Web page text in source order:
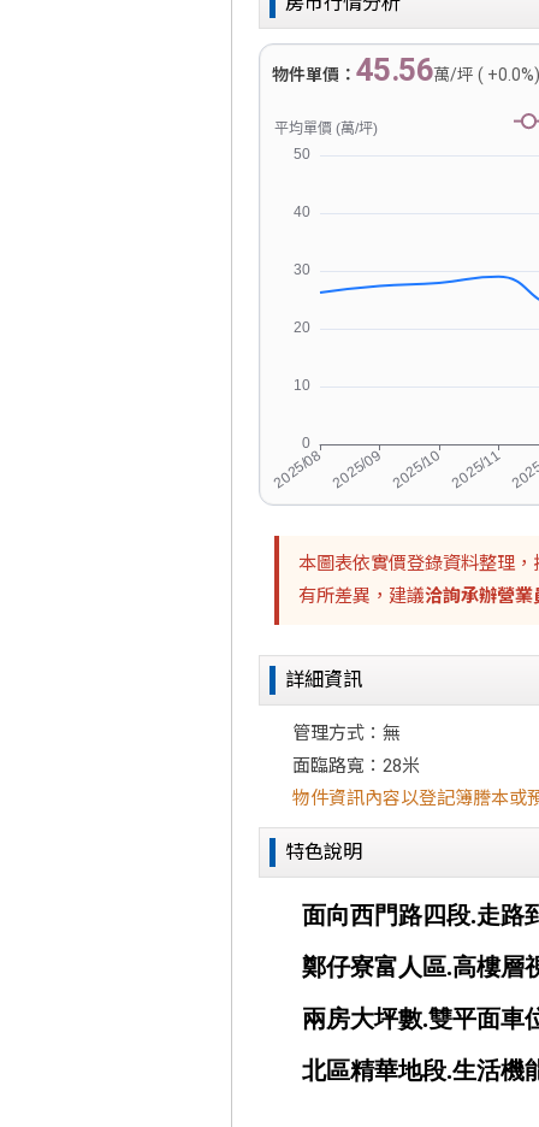
物件單價： 45.56萬/坪 (
本圖表依實價登錄資料整理
有所差異，建議洽詢承辦營業
詳細資訊
管理方式：無
面臨路寬：28米
物件資訊內容以登記簿謄本或
特色說明